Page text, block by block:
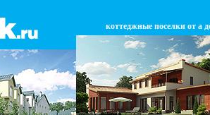
коттеджные поселки от а